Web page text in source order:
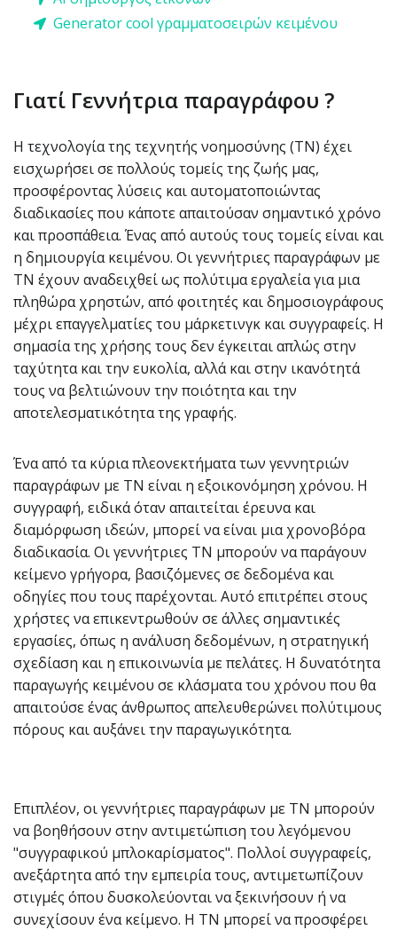
Generator cool γραμματοσειρών κειμένου
Γιατί Γεννήτρια παραγράφου ?
Η τεχνολογία της τεχνητής νοημοσύνης (ΤΝ) έχει
εισχωρήσει σε πολλούς τομείς της ζωής μας,
προσφέροντας λύσεις και αυτοματοποιώντας
διαδικασίες που κάποτε απαιτούσαν σημαντικό χρόνο
και προσπάθεια. Ένας από αυτούς τους τομείς είναι και
η δημιουργία κειμένου. Οι γεννήτριες παραγράφων με
ΤΝ έχουν αναδειχθεί ως πολύτιμα εργαλεία για μια
πληθώρα χρηστών, από φοιτητές και δημοσιογράφους
μέχρι επαγγελματίες του μάρκετινγκ και συγγραφείς. Η
σημασία της χρήσης τους δεν έγκειται απλώς στην
ταχύτητα και την ευκολία, αλλά και στην ικανότητά
τους να βελτιώνουν την ποιότητα και την
αποτελεσματικότητα της γραφής.
Ένα από τα κύρια πλεονεκτήματα των γεννητριών
παραγράφων με ΤΝ είναι η εξοικονόμηση χρόνου. Η
συγγραφή, ειδικά όταν απαιτείται έρευνα και
διαμόρφωση ιδεών, μπορεί να είναι μια χρονοβόρα
διαδικασία. Οι γεννήτριες ΤΝ μπορούν να παράγουν
κείμενο γρήγορα, βασιζόμενες σε δεδομένα και
οδηγίες που τους παρέχονται. Αυτό επιτρέπει στους
χρήστες να επικεντρωθούν σε άλλες σημαντικές
εργασίες, όπως η ανάλυση δεδομένων, η στρατηγική
σχεδίαση και η επικοινωνία με πελάτες. Η δυνατότητα
παραγωγής κειμένου σε κλάσματα του χρόνου που θα
απαιτούσε ένας άνθρωπος απελευθερώνει πολύτιμους
πόρους και αυξάνει την παραγωγικότητα.
Επιπλέον, οι γεννήτριες παραγράφων με ΤΝ μπορούν
να βοηθήσουν στην αντιμετώπιση του λεγόμενου
"συγγραφικού μπλοκαρίσματος". Πολλοί συγγραφείς,
ανεξάρτητα από την εμπειρία τους, αντιμετωπίζουν
στιγμές όπου δυσκολεύονται να ξεκινήσουν ή να
συνεχίσουν ένα κείμενο. Η ΤΝ μπορεί να προσφέρει